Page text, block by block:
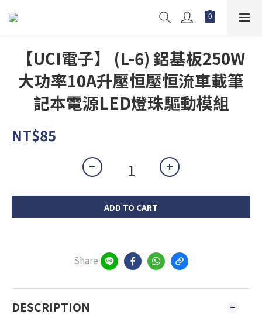
【UCI電子】 (L-6) 鋁基板250W
大功率10A升壓恒壓恒流車載筆
記本電源LED燈珠驅動模組
NT$85
ADD TO CART
Share
DESCRIPTION